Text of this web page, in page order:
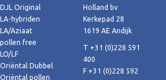
DJL Original
LA-hybriden
LA/Aziaat
pollen free
LO/LF
Oriëntal Dubbel
Oriëntal pollen
Holland bv
Kerkepad 28
1619 AE Andijk
T +31 (0)228 591
400
F +31 (0)228 592